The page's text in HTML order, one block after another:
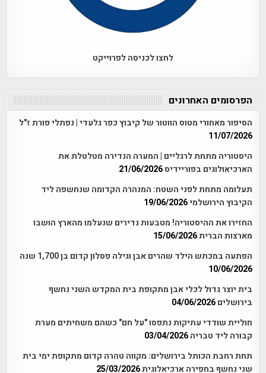
לחצו לכניסה לפרוייקט
הפרסומים האחרונים
הסיפור מאחורי מטוס הווטור של קיבוץ כפר גלעדי | נפתלי פורת ז"ל
11/07/2026
היסטוריה מתחת לרגליים | המערה הנדירה מטלטלת את
הארכיאולוגים בפוריידיס21/06/2026
תעלומה מתחת לפני השטח: המנהרה הקדומה שנחשפה ליד
הקיבוץ הירושלמי19/06/2026
החזירו את ההיסטוריה! מטבעות נדירים שנעלמו מהארץ הושבו
מארצות הברית15/06/2026
הפתעה במכתש הילד שהרים אבן וגילה פסלון קדום בן 1,700 שנה
10/06/2026
בית יוצר גדול לכלי אבן מתקופת בית המקדש השני נחשף
בירושלים 04/06/2026
חוליית שודדי עתיקות נתפסו "על חם" כשהם משחיתים מערת
קבורה ליד טבריה 03/04/2026
תחת רחבת הכותל בירושלים: מקווה טהרה קדום מתקופת ימי בית
שני נחשף בחפירה ארכיאלוגית25/03/2026